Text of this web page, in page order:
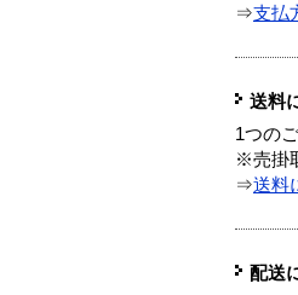
⇒支払
送料
1つの
※売掛
⇒送料
配送